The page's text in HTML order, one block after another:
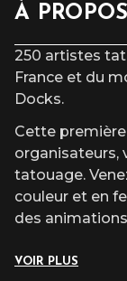
À PROPOS
250 artistes
France et du
Docks.
Cette
organisateurs,
tatouage.
couleur et en
des
VOIR PLUS